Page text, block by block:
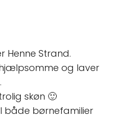
Henne Strand.
og laver
skøn 🙂
både børnefamilier